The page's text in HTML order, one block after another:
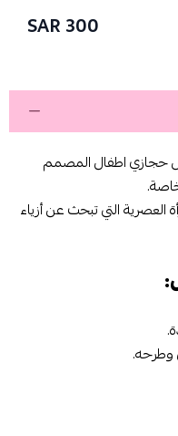
300 SAR
حجازي اطفال المصمم
العصرية التي تبحث عن أزياء
وطرحه.